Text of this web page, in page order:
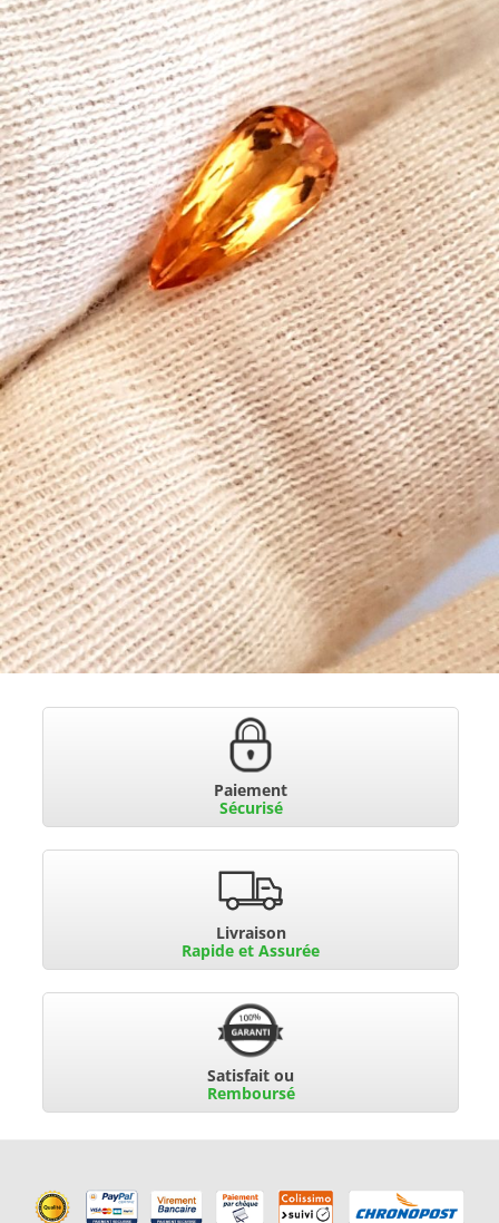
Paiement
Sécurisé
Livraison
Rapide et Assurée
Satisfait ou
Remboursé